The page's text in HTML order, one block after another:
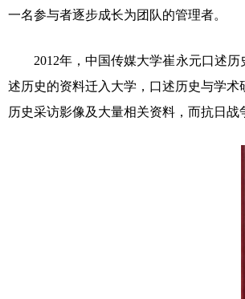
一名参与者逐步成长为团队的管理者。
2012年，中国传媒大学崔永元口述历
述历史的资料迁入大学，口述历史与学
历史采访影像及大量相关资料，而抗日